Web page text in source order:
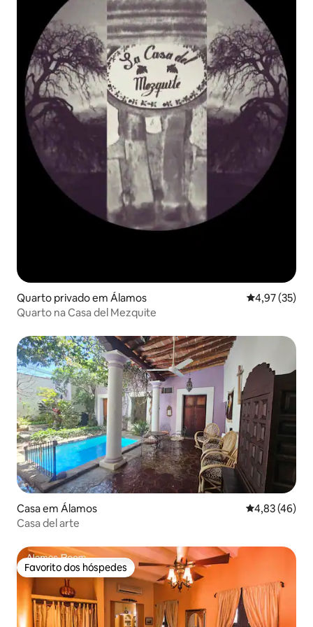
Quarto privado em Álamos Classificação
4,97 (35)
Quarto na Casa del Mezquite
Casa em Álamos Classificação
4,83 (46)
Casa del arte
Favorito dos hóspedes
Favorito dos hóspedes